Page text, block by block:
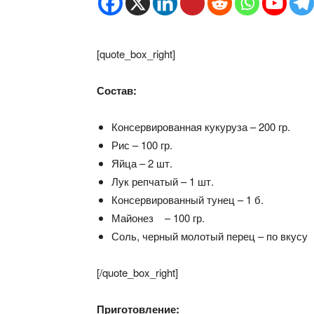
[quote_box_right]
Состав:
Консервированная кукуруза – 200 гр.
Рис – 100 гр.
Яйца – 2 шт.
Лук репчатый – 1 шт.
Консервированный тунец – 1 б.
Майонез – 100 гр.
Соль, черный молотый перец – по вкусу
[/quote_box_right]
Приготовление: